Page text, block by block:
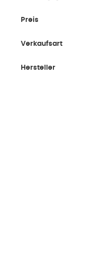
Preis
Verkaufsart
Hersteller